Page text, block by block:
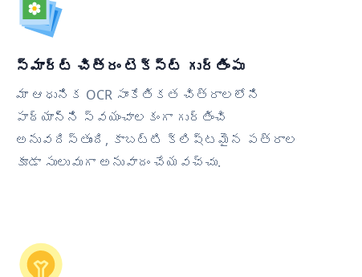
స్మార్ట్ చిత్రం టెక్స్ట్ గుర్తింపు
మా ఆధునిక OCR సాంకేతికత చిత్రాలలోని
పాఠ్యాన్ని స్వయంచాలకంగా గుర్తించి
అనువదిస్తుంది, కాబట్టి క్లిష్టమైన పత్రాల
కూడా సులువుగా అనువాదం చేయవచ్చు.